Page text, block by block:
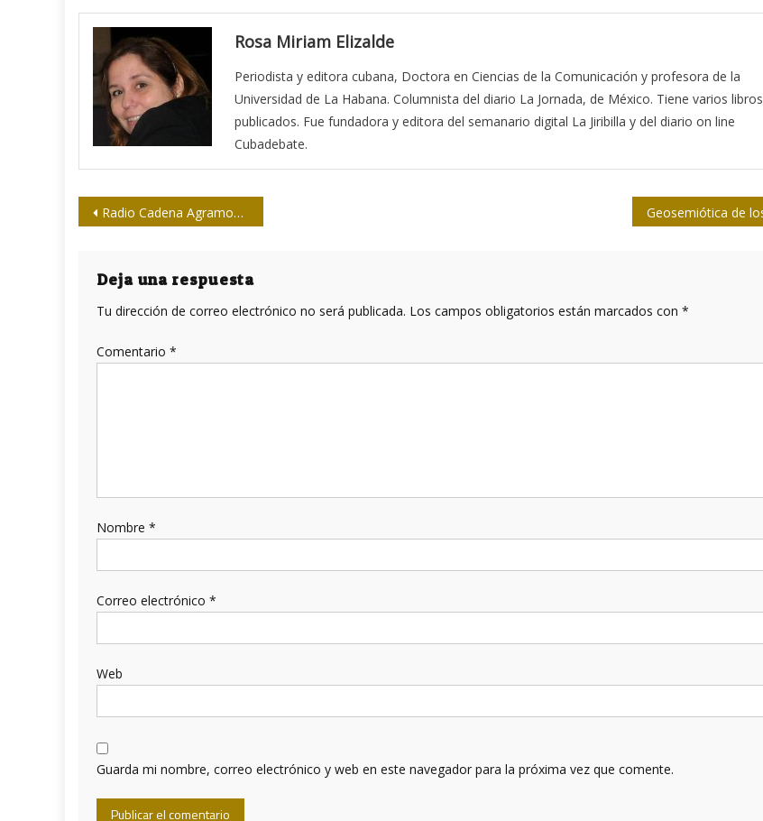
Rosa Miriam Elizalde
Periodista y editora cubana, Doctora en Ciencias de la Comunicación y profesora de la
Universidad de La Habana. Columnista del diario La Jornada, de México. Tiene varios libros
publicados. Fue fundadora y editora del semanario digital La Jiribilla y del diario on line
Cubadebate.
Navegación
entradas
Radio Cadena Agramonte: “Desde la cuna del Bayardo…”
Deja una respuesta
Tu dirección de correo electrónico no será publicada. Los campos obligatorios están marcados con *
Comentario *
Nombre *
Correo electrónico *
Web
Guarda mi nombre, correo electrónico y web en este navegador para la próxima vez que comente.